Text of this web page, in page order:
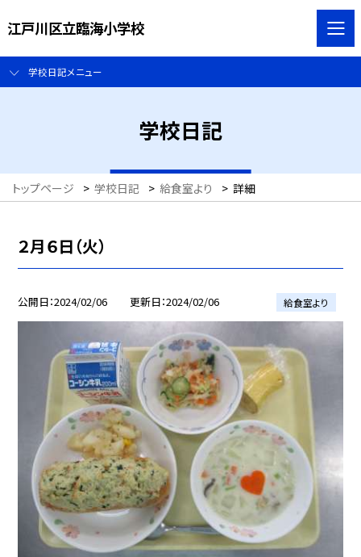
江戸川区立臨海小学校
学校日記メニュー
学校日記
トップページ > 学校日記 > 給食室より > 詳細
２月６日（火）
公開日 2024/02/06 更新日 2024/02/06 給食室より